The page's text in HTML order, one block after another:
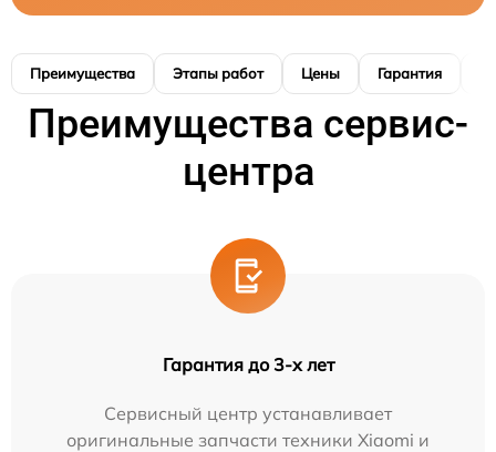
Преимущества Этапы работ Цены Гарантия
Преимущества сервис-
центра
Гарантия до 3-х лет
Сервисный центр устанавливает
оригинальные запчасти техники Xiaomi и